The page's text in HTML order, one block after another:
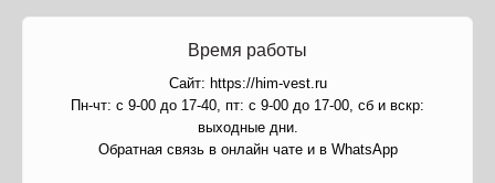
Время работы
Сайт: https://him-vest.ru
Пн-чт: с 9-00 до 17-40, пт: с 9-00 до 17-00, сб и вскр:
выходные дни.
Обратная связь в онлайн чате и в WhatsApp